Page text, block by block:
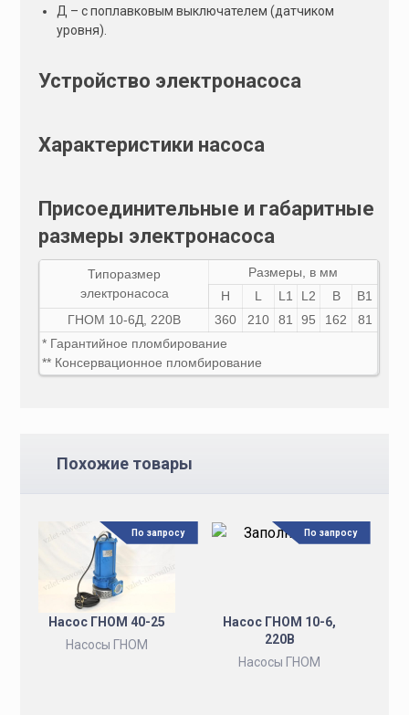
Д – с поплавковым выключателем (датчиком
уровня).
Устройство электронасоса
Характеристики насоса
Присоединительные и габаритные
размеры электронасоса
Типоразмер
электронасоса
Размеры, в мм
H
L L1 L2 B
B1
ГНОМ 10-6Д, 220В
360 210 81 95 162
81
* Гарантийное пломбирование
** Консервационное пломбирование
Похожие товары
Насос ГНОМ 40-25
Насосы ГНОМ
По запросу
Насос ГНОМ 10-6,
220В
Насосы ГНОМ
По запросу